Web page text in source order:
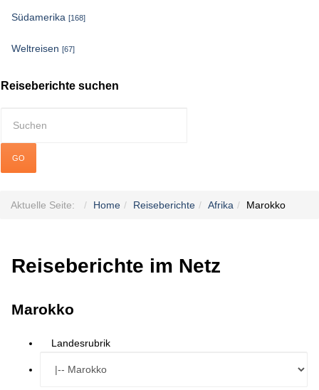
Südamerika [168]
Weltreisen [67]
Reiseberichte suchen
GO
Aktuelle Seite: Home Reiseberichte Afrika Marokko
Reiseberichte im Netz
Marokko
Landesrubrik